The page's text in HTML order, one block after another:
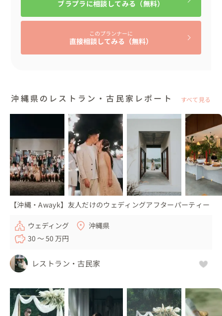
💍タイムスケジュール
09:00　会場入り　受付セッティング・新郎様は搬入作業
14:00　撮影
15:00　受付
15:30　披露宴開始
💍準備されたもの
・プロフィールブック・エスコートカード・テーブルガイ
ド
・ウェルカムコーナー
・衣裳、ヘアメイクさん、カメラマンさん、フローリスト
💍こんな人におすすめ
ている方。アクセスや立地条件なども考慮して開催場所、
・沖縄でのウェディングを希望されている方。
海が見える場所でも、見え方は施設によって違います。ふ
たりの希望を伺いながらぴったりな施設の提案をします😄
ブラプラに相談してみる（無料）
このプランナーに
直接相談してみる（無料）
沖縄県のレストラン・古民家レポート すべて見る
【沖縄・Awayk】友人だけのウェディングアフターパーティー
ウェディング
沖縄県
30 〜 50 万円
レストラン・古民家